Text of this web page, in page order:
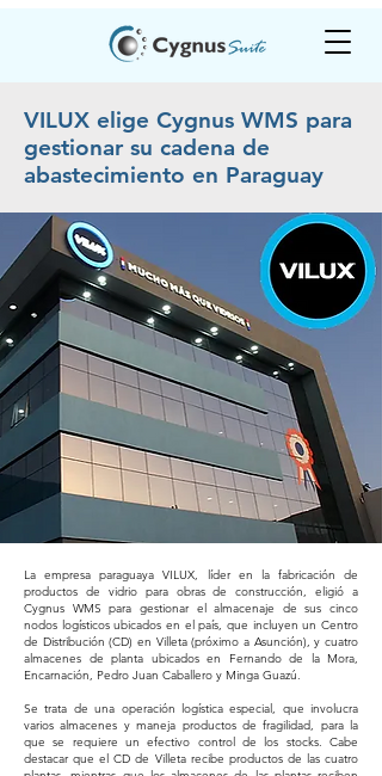
VILUX elige Cygnus WMS para
gestionar su cadena de
abastecimiento en Paraguay
La empresa paraguaya VILUX, líder en la fabricación de
productos de vidrio para obras de construcción, eligió a
Cygnus WMS para gestionar el almacenaje de sus cinco
nodos logísticos ubicados en el país, que incluyen un Centro
de Distribución (CD) en Villeta (próximo a Asunción), y cuatro
almacenes de planta ubicados en Fernando de la Mora,
Encarnación, Pedro Juan Caballero y Minga Guazú.
Se trata de una operación logística especial, que involucra
varios almacenes y maneja productos de fragilidad, para la
que se requiere un efectivo control de los stocks. Cabe
destacar que el CD de Villeta recibe productos de las cuatro